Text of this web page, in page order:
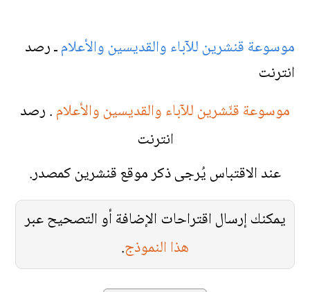
موسوعة قنشرين للآباء والقديسين والأعلامـ رصد
انترنت
موسوعة قنّشرين للآباء والقديسين والأعلام. رصد
انترنت
عند الاقتباس يُرجى ذكر موقع قنشرين كمصدر.
يمكنك إرسال اقتراحات الإضافة أو التصحيح عبر
هذا النموذج.